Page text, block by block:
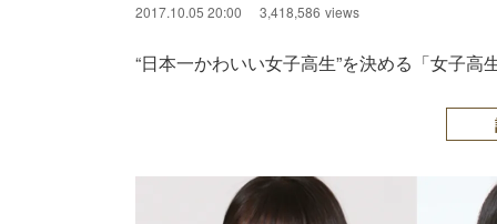
2017.10.05 20:00 3,418,586 views
“日本一かわいい女子高生”を決める「女子